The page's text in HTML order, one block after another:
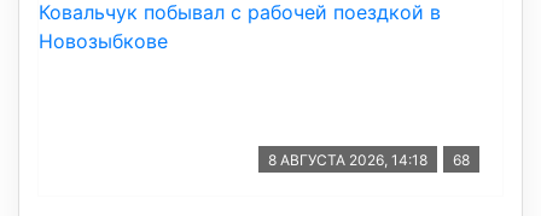
8 АВГУСТА 2026, 14:18 68